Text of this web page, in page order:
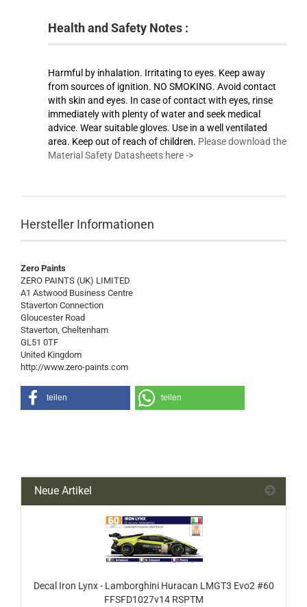
Health and Safety Notes :
Harmful by inhalation. Irritating to eyes. Keep away
from sources of ignition. NO SMOKING. Avoid contact
with skin and eyes. In case of contact with eyes, rinse
immediately with plenty of water and seek medical
advice. Wear suitable gloves. Use in a well ventilated
area. Keep out of reach of children. Please download the
Material Safety Datasheets here ->
Hersteller Informationen
Zero Paints
ZERO PAINTS (UK) LIMITED
A1 Astwood Business Centre
Staverton Connection
Gloucester Road
Staverton, Cheltenham
GL51 0TF
United Kingdom
http://www.zero-paints.com
teilen teilen
Neue Artikel
Decal Iron Lynx - Lamborghini Huracan LMGT3 Evo2 #60
FFSFD1027v14 RSPTM